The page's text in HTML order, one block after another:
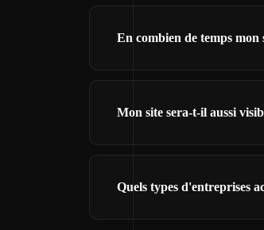
En combien de temps
Mon site sera-t-il aussi
Quels types d'entreprises